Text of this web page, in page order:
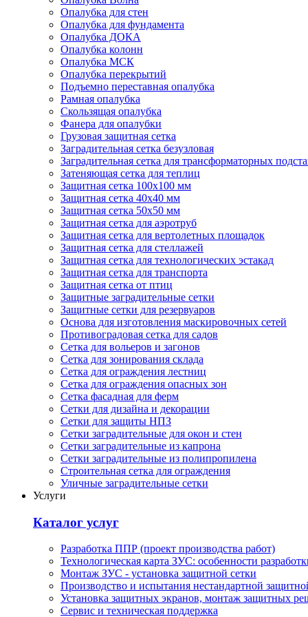
Опалубка для стен
Опалубка для фундамента
Опалубка ДОКА
Опалубка колонн
Опалубка МСК
Опалубка перекрытий
Подъемно переставная опалубка
Рамная опалубка
Скользящая опалубка
Фанера для опалубки
Грузовая защитная сетка
Заградительная сетка безузловая
Заградительная сетка для трансформаторных
Затеняющая сетка для теплиц
Защитная сетка 100х100 мм
Защитная сетка 40х40 мм
Защитная сетка 50х50 мм
Защитная сетка для аэротруб
Защитная сетка для вертолетных площадок
Защитная сетка для стеллажей
Защитная сетка для технологических эстакад
Защитная сетка для транспорта
Защитная сетка от птиц
Защитные заградительные сетки
Защитные сетки для резервуаров
Основа для изготовления маскировочных сетей
Противоградовая сетка для садов
Сетка для вольеров и загонов
Сетка для зонирования склада
Сетка для ограждения лестниц
Сетка для ограждения опасных зон
Сетка фасадная для ферм
Сетки для дизайна и декорации
Сетки для защиты НПЗ
Сетки заградительные для окон и стен
Сетки заградительные из капрона
Сетки заградительные из полипропилена
Строительная сетка для ограждения
Уличные заградительные сетки
Услуги
Каталог услуг
Разработка ППР (проект производства работ)
Технологическая карта ЗУС: особенности
Монтаж ЗУС - установка защитной сетки
Производство и испытания нестандартной
Установка защитных экранов, монтаж защитных
Сервис и техническая поддержка